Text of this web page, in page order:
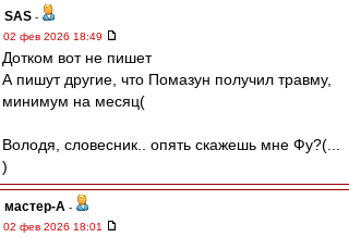
SAS -
02 фев 2026 18:49
Дотком вот не пишет
А пишут другие, что Помазун получил травму,
минимум на месяц(
Володя, словесник.. опять скажешь мне Фу?(...
)
мастер-А -
02 фев 2026 18:01